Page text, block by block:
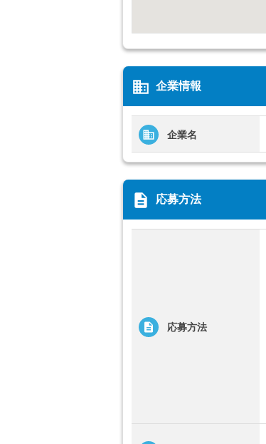
business 企業情報
企業名
description 応募方法
応募方法